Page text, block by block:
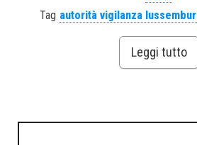
Tag autorità vigilanza
Leggi tutto